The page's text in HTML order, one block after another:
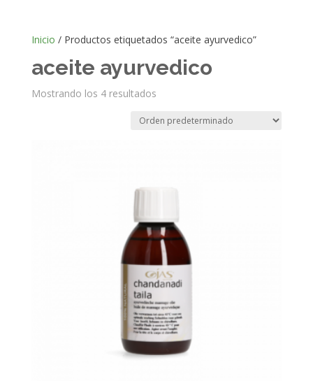
Inicio / Productos etiquetados “aceite ayurvedico”
aceite ayurvedico
Mostrando los 4 resultados